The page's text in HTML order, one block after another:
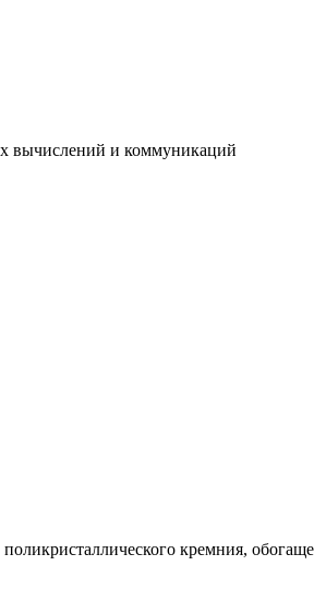
вычислений и коммуникаций
кремния,